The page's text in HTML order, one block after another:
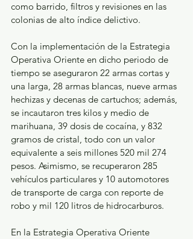
como barrido, filtros y revisiones en las
colonias de alto índice delictivo.
Con la implementación de la Estrategia
Operativa Oriente en dicho periodo de
tiempo se aseguraron 22 armas cortas y
una larga, 28 armas blancas, nueve armas
hechizas y decenas de cartuchos; además,
se incautaron tres kilos y medio de
marihuana, 39 dosis de cocaína, y 832
gramos de cristal, todo con un valor
equivalente a seis millones 520 mil 274
pesos. Asimismo, se recuperaron 285
vehículos particulares y 10 automotores
de transporte de carga con reporte de
robo y mil 120 litros de hidrocarburos.
En la Estrategia Operativa Oriente